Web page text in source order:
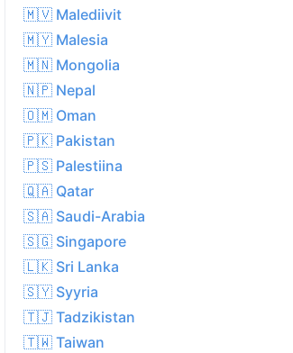
27.3°C
82%
20.9 kph
5.6 mm
7.0
05:43 AM
06:37 PM
Waxing
🇲🇻 Malediivit
🇲🇾 Malesia
🇲🇳 Mongolia
🇳🇵 Nepal
🇴🇲 Oman
🇵🇰 Pakistan
🇵🇸 Palestiina
🇶🇦 Qatar
🇸🇦 Saudi-Arabia
🇸🇬 Singapore
🇱🇰 Sri Lanka
🇸🇾 Syyria
🇹🇯 Tadzikistan
🇹🇼 Taiwan